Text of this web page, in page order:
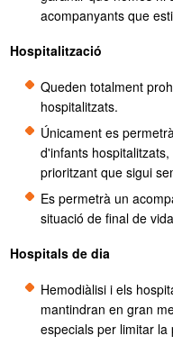
acompanyants que
Hospitalització
Queden totalment
hospitalitzats.
Únicament es
d'infants
prioritzant que sigui
Es permetrà un
situació de final de
Hospitals de dia
Hemodiàlisi i els
mantindran en gran
especials per limitar la